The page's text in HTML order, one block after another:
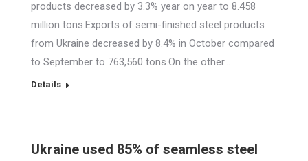
products decreased by 3.3% year on year to 8.458
million tons.Exports of semi-finished steel products
from Ukraine decreased by 8.4% in October compared
to September to 763,560 tons.On the other…
Details
Ukraine used 85% of seamless steel